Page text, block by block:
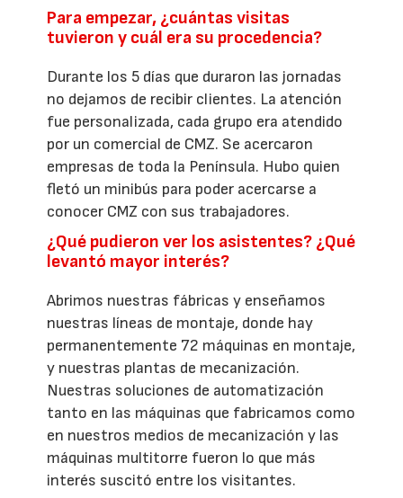
Para empezar, ¿cuántas visitas
tuvieron y cuál era su procedencia?
Durante los 5 días que duraron las jornadas
no dejamos de recibir clientes. La atención
fue personalizada, cada grupo era atendido
por un comercial de CMZ. Se acercaron
empresas de toda la Península. Hubo quien
fletó un minibús para poder acercarse a
conocer CMZ con sus trabajadores.
¿Qué pudieron ver los asistentes? ¿Qué
levantó mayor interés?
Abrimos nuestras fábricas y enseñamos
nuestras líneas de montaje, donde hay
permanentemente 72 máquinas en montaje,
y nuestras plantas de mecanización.
Nuestras soluciones de automatización
tanto en las máquinas que fabricamos como
en nuestros medios de mecanización y las
máquinas multitorre fueron lo que más
interés suscitó entre los visitantes.